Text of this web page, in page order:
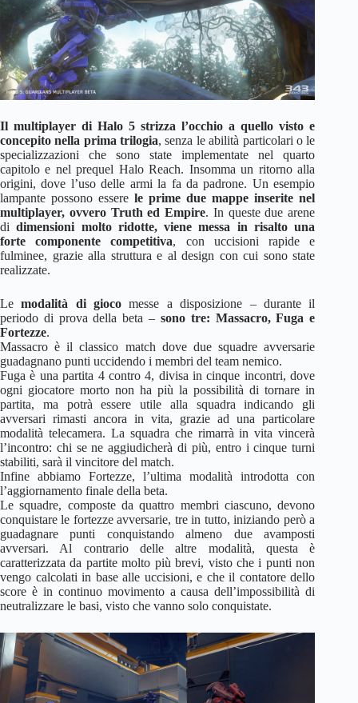
Il multiplayer di Halo 5 strizza l’occhio a quello visto e
concepito nella prima trilogia, senza le abilità particolari o le
specializzazioni che sono state implementate nel quarto
capitolo e nel prequel Halo Reach. Insomma un ritorno alla
origini, dove l’uso delle armi la fa da padrone. Un esempio
lampante possono esserele prime due mappe inserite nel
multiplayer, ovvero Truth ed Empire. In queste due arene
didimensioni molto ridotte, viene messa in risalto una
forte componente competitiva, con uccisioni rapide e
fulminee, grazie alla struttura e al design con cui sono state
realizzate.
Lemodalità di gioco messe a disposizione – durante il
periodo di prova della beta – sono tre: Massacro, Fuga e
Fortezze.
Massacro è il classico match dove due squadre avversarie
guadagnano punti uccidendo i membri del team nemico.
Fuga è una partita 4 contro 4, divisa in cinque incontri, dove
ogni giocatore morto non ha più la possibilità di tornare in
partita, ma potrà essere utile alla squadra indicando gli
avversari rimasti ancora in vita, grazie ad una particolare
modalità telecamera. La squadra che rimarrà in vita vincerà
l’incontro: chi se ne aggiudicherà di più, entro i cinque turni
stabiliti, sarà il vincitore del match.
Infine abbiamo Fortezze, l’ultima modalità introdotta con
l’aggiornamento finale della beta.
Le squadre, composte da quattro membri ciascuno, devono
conquistare le fortezze avversarie, tre in tutto, iniziando però a
guadagnare punti conquistando almeno due avamposti
avversari. Al contrario delle altre modalità, questa è
caratterizzata da partite molto più brevi, visto che i punti non
vengo calcolati in base alle uccisioni, e che il contatore dello
score è in continuo movimento a causa dell’impossibilità di
neutralizzare le basi, visto che vanno solo conquistate.